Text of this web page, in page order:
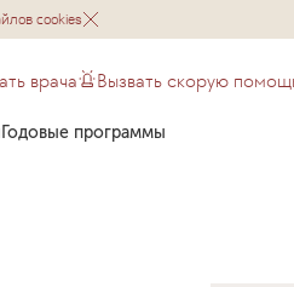
cookies
врача Вызвать скорую
Годовые программы